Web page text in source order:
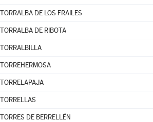
TORRALBA DE LOS FRAILES
TORRALBA DE RIBOTA
TORRALBILLA
TORREHERMOSA
TORRELAPAJA
TORRELLAS
TORRES DE BERRELLÉN